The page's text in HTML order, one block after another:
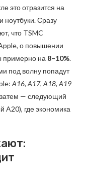
это отразится на
ноутбуки. Сразу
что TSMC
о повышении
примерно на 8–10%.
под волну попадут
A16, A17, A18, A19
— следующий
A20), где экономика